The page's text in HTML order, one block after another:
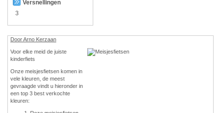
Versnellingen
3
Door Arno Kerzaan
Voor elke meid de juiste
kinderfiets
Onze meisjesfietsen komen in
vele kleuren, de meest
gevraagde vindt u hieronder in
een top 3 best verkochte
kleuren: